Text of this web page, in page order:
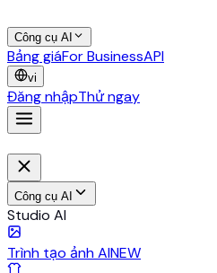
Công cụ AI
Bảng giáFor BusinessAPI
vi
Đăng nhậpThử ngay
Công cụ AI
Studio AI
Trình tạo ảnh AINEW